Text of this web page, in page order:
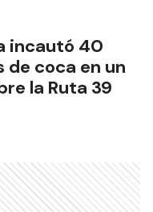
incautó 40
de coca en un
la Ruta 39